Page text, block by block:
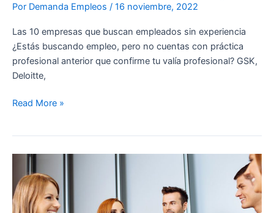
Por Demanda Empleos / 16 noviembre, 2022
Las 10 empresas que buscan empleados sin experiencia
¿Estás buscando empleo, pero no cuentas con práctica
profesional anterior que confirme tu valía profesional? GSK,
Deloitte,
Read More »
empresas
que
buscan